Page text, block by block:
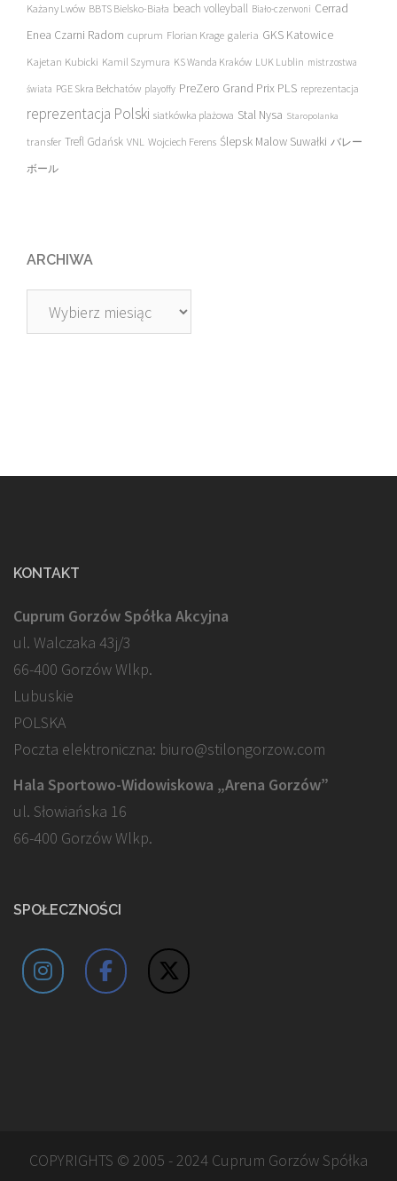
Każany Lwów BBTS Bielsko-Biała beach volleyball Biało-czerwoni Cerrad
Enea Czarni Radom cuprum Florian Krage galeria GKS Katowice
Kajetan Kubicki Kamil Szymura KS Wanda Kraków LUK Lublin mistrzostwa
świata PGE Skra Bełchatów playoffy PreZero Grand Prix PLS reprezentacja
reprezentacja Polski siatkówka plażowa Stal Nysa Staropolanka
transfer Trefl Gdańsk VNL Wojciech Ferens Ślepsk Malow Suwałki バレー
ボール
ARCHIWA
Archiwa
KONTAKT
Cuprum Gorzów Spółka Akcyjna
ul. Walczaka 43j/3
66-400 Gorzów Wlkp.
Lubuskie
POLSKA
Poczta elektroniczna: biuro@stilongorzow.com
Hala Sportowo-Widowiskowa „Arena Gorzów”
ul. Słowiańska 16
66-400 Gorzów Wlkp.
SPOŁECZNOŚCI
COPYRIGHTS © 2005 - 2024 Cuprum Gorzów Spółka